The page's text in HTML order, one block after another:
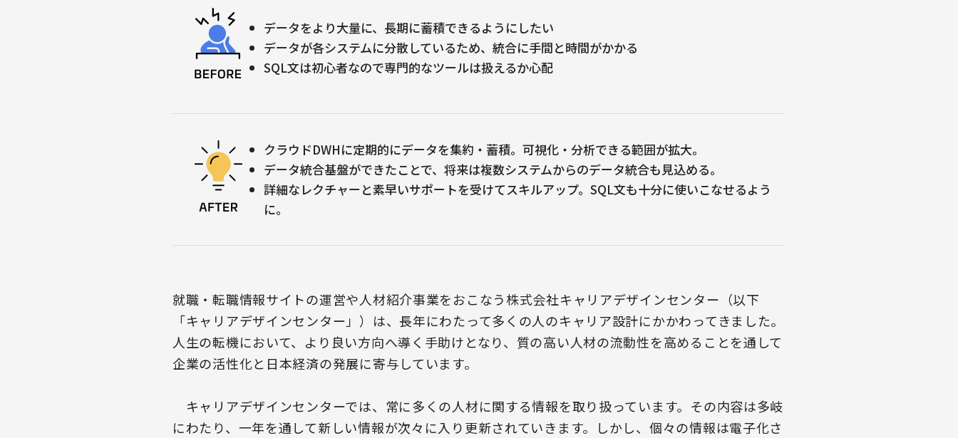
データをより大量に、長期に蓄積できるようにしたい
データが各システムに分散しているため、統合に手間と時間がかかる
SQL文は初心者なので専門的なツールは扱えるか心配
クラウドDWHに定期的にデータを集約・蓄積。可視化・分析できる範囲が拡大。
データ統合基盤ができたことで、将来は複数システムからのデータ統合も見込める。
詳細なレクチャーと素早いサポートを受けてスキルアップ。SQL文も十分に使いこなせるよう
に。
就職・転職情報サイトの運営や人材紹介事業をおこなう株式会社キャリアデザインセンター（以下
「キャリアデザインセンター」）は、長年にわたって多くの人のキャリア設計にかかわってきました。
人生の転機において、より良い方向へ導く手助けとなり、質の高い人材の流動性を高めることを通して
企業の活性化と日本経済の発展に寄与しています。
キャリアデザインセンターでは、常に多くの人材に関する情報を取り扱っています。その内容は多岐
にわたり、一年を通して新しい情報が次々に入り更新されていきます。しかし、個々の情報は電子化さ